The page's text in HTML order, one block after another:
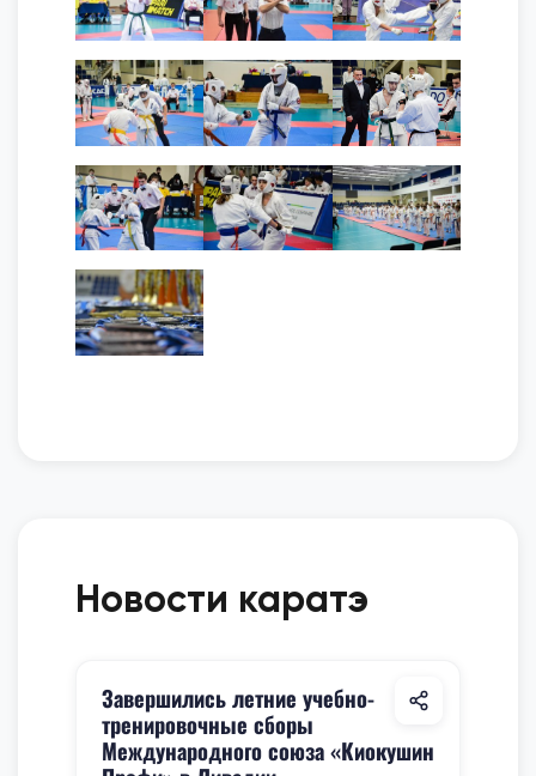
Новости каратэ
Завершились летние учебно-
тренировочные сборы
Международного союза «Киокушин